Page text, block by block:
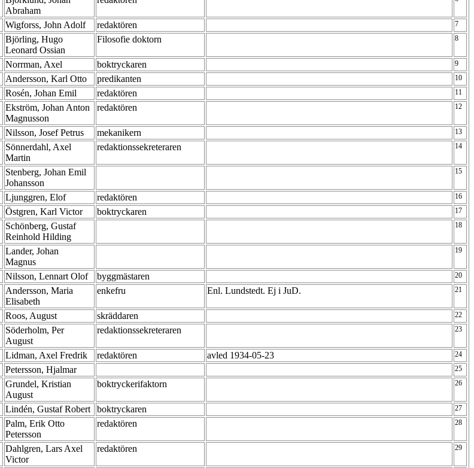
Abraham
Wigforss, John Adolf redaktören 7
Björling, Hugo
Leonard Ossian
Filosofie doktorn 8
Norrman, Axel boktryckaren 9
Andersson, Karl Otto predikanten 10
Rosén, Johan Emil redaktören 11
Ekström, Johan Anton
Magnusson
redaktören 12
Nilsson, Josef Petrus mekanikern 13
Sönnerdahl, Axel
Martin
redaktionssekreteraren 14
Stenberg, Johan Emil
Johansson
15
Ljunggren, Elof redaktören 16
Östgren, Karl Victor boktryckaren 17
Schönberg, Gustaf
Reinhold Hilding
18
Lander, Johan
Magnus
19
Nilsson, Lennart Olof byggmästaren 20
Andersson, Maria
Elisabeth
enkefru Enl. Lundstedt. Ej i JuD. 21
Roos, August skräddaren 22
Söderholm, Per
August
redaktionssekreteraren 23
Lidman, Axel Fredrik redaktören avled 1934-05-23 24
Petersson, Hjalmar 25
Grundel, Kristian
August
boktryckerifaktorn 26
Lindén, Gustaf Robert boktryckaren 27
Palm, Erik Otto
Petersson
redaktören 28
Dahlgren, Lars Axel
Victor
redaktören 29